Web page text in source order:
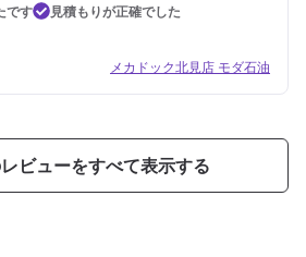
です
見積もりが正確でした
メカドック北見店 モダ石油
ビューをすべて表示する